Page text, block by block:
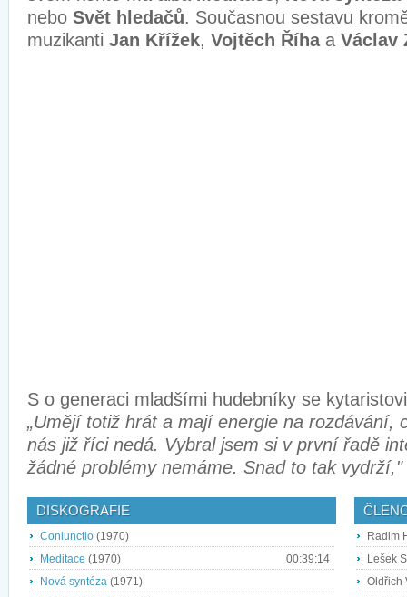
nebo Svět hledačů. Současnou sestavu
muzikanti Jan Křížek, Vojtěch Říhaa Václav
S o generaci mladšími hudebníky se
„Umějí totiž hrát a mají energie na rozdávání,
nás již říci nedá. Vybral jsem si v první řadě
žádné problémy nemáme. Snad to tak vydrží,"
DISKOGRAFIE
Coniunctio (1970)
Meditace (1970)
00:39:14
Nová syntéza (1971)
Radim
Lešek
Oldřich